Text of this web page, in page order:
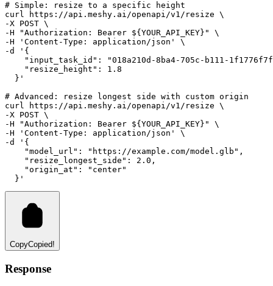
# Simple: resize to a specific height
curl
https://api.meshy.ai/openapi/v1/resize \
-X POST \
-H
"Authorization: Bearer ${YOUR_API_KEY}"
\
-H
'Content-Type: application/json'
\
-d
'{
"input_task_id": "018a210d-8ba4-705c-b111-
    "resize_height": 1.8
  }'
# Advanced: resize longest side with custom origin
curl
https://api.meshy.ai/openapi/v1/resize \
-X POST \
-H
"Authorization: Bearer ${YOUR_API_KEY}"
\
-H
'Content-Type: application/json'
\
-d
'{
    "model_url": "https://example.com/model.glb",
    "resize_longest_side": 2.0,
    "origin_at": "center"
  }'
CopyCopied!
Response